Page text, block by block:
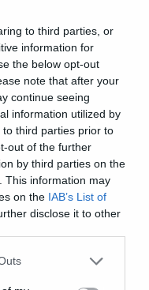
to third parties, or
information for
the below opt-out
note that after your
continue seeing
information utilized by
third parties prior to
out of the further
by third parties on the
This information may
on the IAB’s List of
disclose it to other
υβριστές
σύμβουλος για
(νομίζει ότι)
με αφορμή τη
οποίος,